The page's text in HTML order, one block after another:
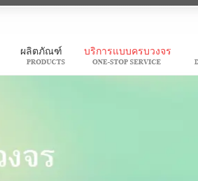
ผลิตภัณฑ์ บริการแบบครบวงจร